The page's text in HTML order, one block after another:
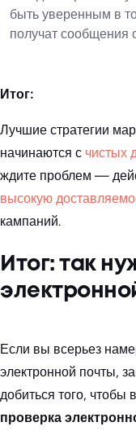
быть уверенным в
получат
Итог:
Лучшие стратегии
начинаются с чистых
ждите проблем —
высокую
кампаний.
Итог: так
Если вы всерьез
электронной почты,
добиться того,
проверка